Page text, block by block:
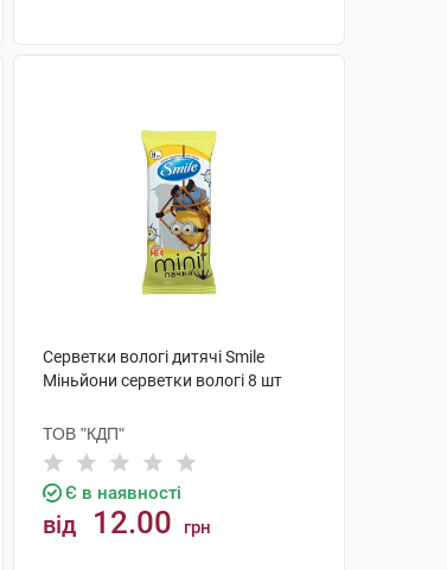
Серветки вологі дитячі Smile
Міньйони серветки вологі 8 шт
ТОВ "КДП"
Є в наявності
від 12.00 грн